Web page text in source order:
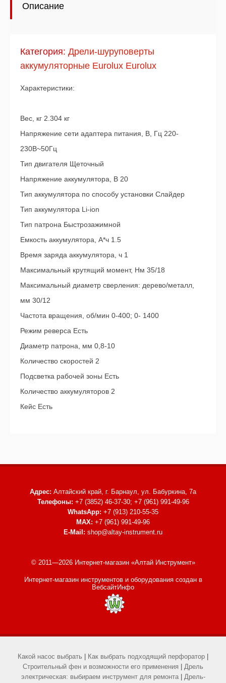
Описание
Категория: Дрели-шуруповерты
аккумуляторные Eurolux Eurolux
Характеристики:
Вес, кг 2.304 кг
Напряжение сети адаптера питания, В, Гц 220-
230В~50Гц
Тип двигателя Щеточный
Напряжение аккумулятора, В 20
Тип аккумулятора по способу установки Слайдер
Тип аккумулятора Li-ion
Тип патрона Быстрозажимной
Емкость аккумулятора, А*ч 1.5
Время заряда аккумулятора, ч 1
Максимальный крутящий момент, Нм 35/18
Максимальный диаметр сверления: дерево/металл,
мм 30/12
Частота вращения, об/мин 0-400; 0- 1400
Режим реверса Есть
Диаметр патрона, мм 0,8-10
Количество скоростей 2
Подсветка рабочей зоны Есть
Количество аккумуляторов 2
Кейс Есть
Адрес: Алтайский край, г. Барнаул, ул. Бабуркина, 7а
Телефоны: +7 (3852) 46-37-30; +7 (961) 991-49-96
WhatsApp: +7 (913) 210-55-35
MAX: +7 (961) 991-49-96
E-Mail: shop@altay-instrument.ru
© 2011—2026 Интернет-магазин «Алтай Инструмент»
Интернет-магазин инструментов и оборудованиясоздан в
ВебсайтИнфо
Какой насос выбрать Как выбрать подходящий перфоратор
Строительный фен и возможности его применения
Дрель
электрическая: выбираем инструмент для ремонта| Дрель-